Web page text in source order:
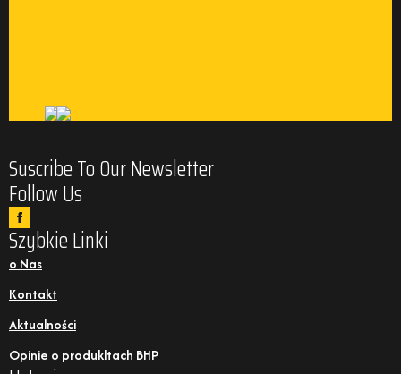
Suscribe To Our Newsletter
Follow Us
Szybkie Linki
o Nas
Kontakt
Aktualności
Opinie o produkltach BHP